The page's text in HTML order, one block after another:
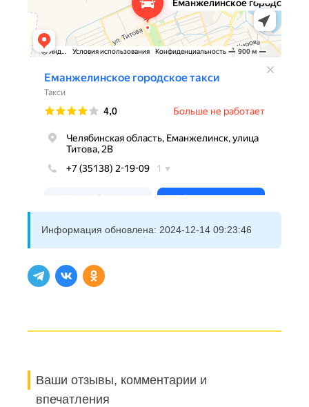
Информация обновлена: 2024-12-14 09:23:46
Ваши отзывы, комментарии и
впечатления